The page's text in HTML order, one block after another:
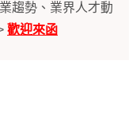
趨勢、業界人才動
歡迎來函